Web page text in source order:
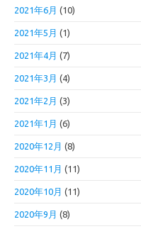
2021年6月 (10)
2021年5月 (1)
2021年4月 (7)
2021年3月 (4)
2021年2月 (3)
2021年1月 (6)
2020年12月 (8)
2020年11月 (11)
2020年10月 (11)
2020年9月 (8)